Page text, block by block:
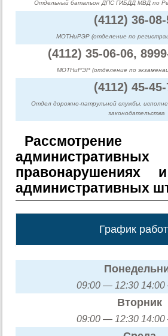
Отдельный батальон ДПС ГИБДД МВД по
(4112) 36-
МОТНиРЭР (отделение по
(4112) 35-06-06,
МОТНиРЭР (отделение по
(4112) 45-
Отдел дорожно-патрульной службы,
законодательства
административных
правонарушениях
административных
График
09:00 — 12:30
Вторник
09:00 — 12:30